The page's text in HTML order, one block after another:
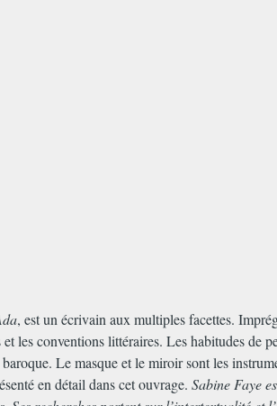
, est un écrivain aux multiples facettes.
les conventions littéraires. Les habitudes
Le masque et le miroir sont les
en détail dans cet ouvrage. Sabine Faye